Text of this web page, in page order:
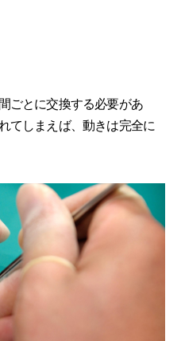
ごとに交換する必要があ
てしまえば、動きは完全に